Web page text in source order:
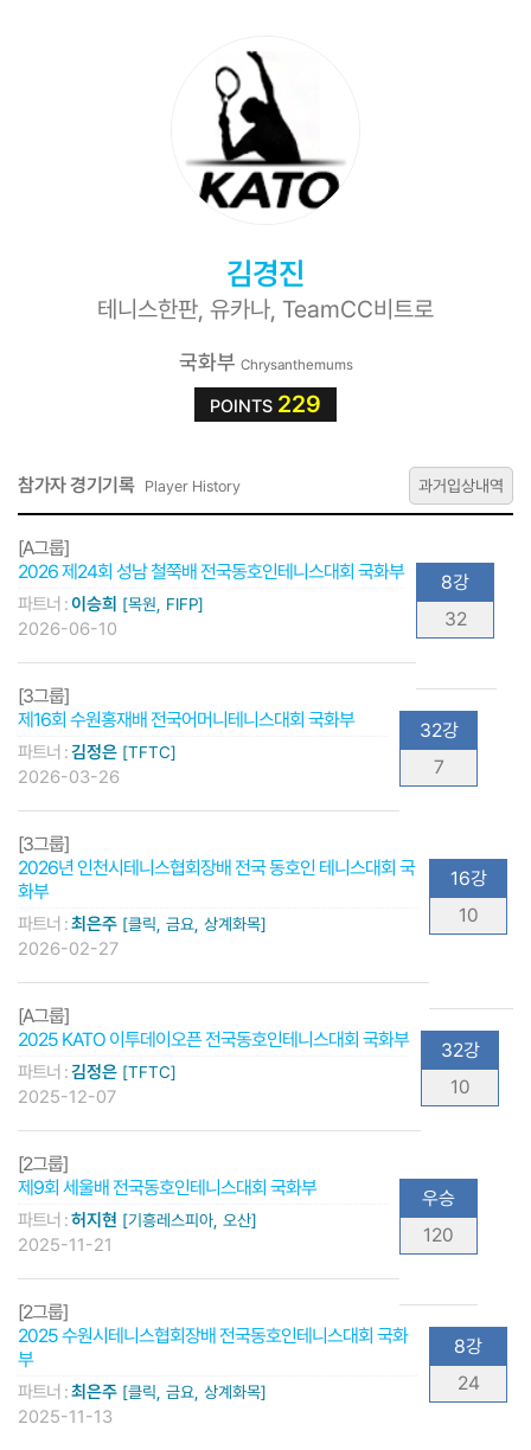
김경진
테니스한판, 유카나, TeamCC비트로
국화부 Chrysanthemums
POINTS 229
참가자 경기기록 Player History 과거입상내역
[A그룹]
2026 제24회 성남 철쭉배 전국동호인테니스대회 국화부
파트너 :이승희 [목원, FIFP]
2026-06-10
8강
32
[3그룹]
제16회 수원홍재배 전국어머니테니스대회 국화부
파트너 :김정은 [TFTC]
2026-03-26
32강
7
[3그룹]
2026년 인천시테니스협회장배 전국 동호인 테니스대회 국
화부
파트너 :최은주 [클릭, 금요, 상계화목]
2026-02-27
16강
10
[A그룹]
2025 KATO 이투데이오픈 전국동호인테니스대회 국화부
파트너 :김정은 [TFTC]
2025-12-07
32강
10
[2그룹]
제9회 세울배 전국동호인테니스대회 국화부
파트너 :허지현 [기흥레스피아, 오산]
2025-11-21
우승
120
[2그룹]
2025 수원시테니스협회장배 전국동호인테니스대회 국화
부
파트너 :최은주 [클릭, 금요, 상계화목]
2025-11-13
8강
24